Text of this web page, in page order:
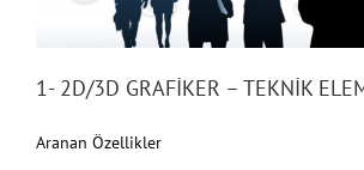
1- 2D/3D GRAFİKER – TEKNİK
Aranan Özellikler